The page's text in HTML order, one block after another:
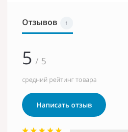
Отзывов 1
5 / 5
средний рейтинг товара
Написать отзыв